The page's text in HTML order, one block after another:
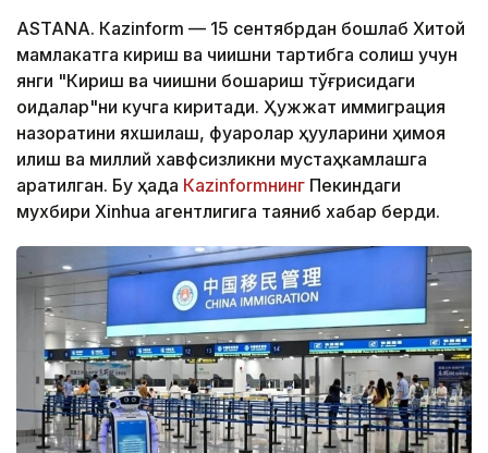
ASTANА. Кazinform — 15 сентябрдан бошлаб Хитой
мамлакатга кириш ва чиқишни тартибга солиш учун
янги "Кириш ва чиқишни бошқариш тўғрисидаги
қоидалар"ни кучга киритади. Ҳужжат иммиграция
назоратини яхшилаш, фуқаролар ҳуқуқларини ҳимоя
қилиш ва миллий хавфсизликни мустаҳкамлашга
қаратилган. Бу ҳақда Кazinformнинг Пекиндаги
мухбири Xinhua агентлигига таяниб хабар берди.